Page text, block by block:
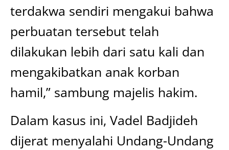
terdakwa sendiri mengakui bahwa
perbuatan tersebut telah
dilakukan lebih dari satu kali dan
mengakibatkan anak korban
hamil,” sambung majelis hakim.
Dalam kasus ini, Vadel Badjideh
dijerat menyalahi Undang-Undang